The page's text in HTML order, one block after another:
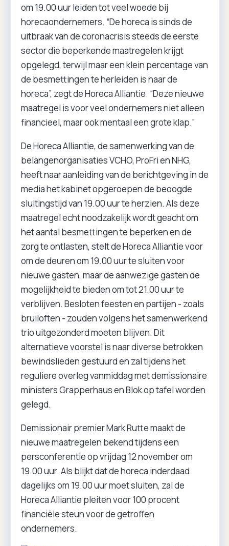
om 19.00 uur leiden tot veel woede bij
horecaondernemers. “De horeca is sinds de
uitbraak van de coronacrisis steeds de eerste
sector die beperkende maatregelen krijgt
opgelegd, terwijl maar een klein percentage van
de besmettingen te herleiden is naar de
horeca”, zegt de Horeca Alliantie. “Deze nieuwe
maatregel is voor veel ondernemers niet alleen
financieel, maar ook mentaal een grote klap.”
De Horeca Alliantie, de samenwerking van de
belangenorganisaties VCHO, ProFri en NHG,
heeft naar aanleiding van de berichtgeving in de
media het kabinet opgeroepen de beoogde
sluitingstijd van 19.00 uur te herzien. Als deze
maatregel echt noodzakelijk wordt geacht om
het aantal besmettingen te beperken en de
zorg te ontlasten, stelt de Horeca Alliantie voor
om de deuren om 19.00 uur te sluiten voor
nieuwe gasten, maar de aanwezige gasten de
mogelijkheid te bieden om tot 21.00 uur te
verblijven. Besloten feesten en partijen - zoals
bruiloften - zouden volgens het samenwerkend
trio uitgezonderd moeten blijven. Dit
alternatieve voorstel is naar diverse betrokken
bewindslieden gestuurd en zal tijdens het
reguliere overleg vanmiddag met demissionaire
ministers Grapperhaus en Blok op tafel worden
gelegd.
Demissionair premier Mark Rutte maakt de
nieuwe maatregelen bekend tijdens een
persconferentie op vrijdag 12 november om
19.00 uur. Als blijkt dat de horeca inderdaad
dagelijks om 19.00 uur moet sluiten, zal de
Horeca Alliantie pleiten voor 100 procent
financiële steun voor de getroffen
ondernemers.